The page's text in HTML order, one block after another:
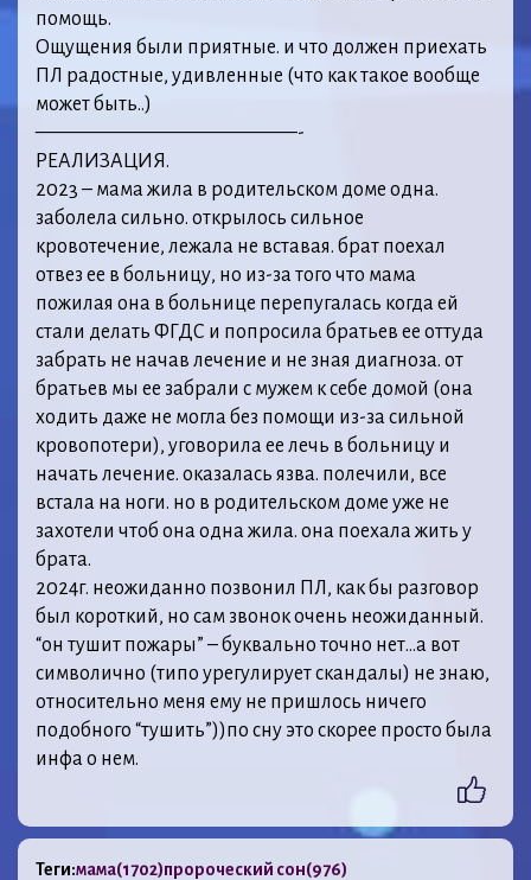
помощь.
Ощущения были приятные. и что должен приехать
ПЛ радостные, удивленные (что как такое вообще
может быть..)
—————————————-
РЕАЛИЗАЦИЯ.
2023 – мама жила в родительском доме одна.
заболела сильно. открылось сильное
кровотечение, лежала не вставая. брат поехал
отвез ее в больницу, но из-за того что мама
пожилая она в больнице перепугалась когда ей
стали делать ФГДС и попросила братьев ее оттуда
забрать не начав лечение и не зная диагноза. от
братьев мы ее забрали с мужем к себе домой (она
ходить даже не могла без помощи из-за сильной
кровопотери), уговорила ее лечь в больницу и
начать лечение. оказалась язва. полечили, все
встала на ноги. но в родительском доме уже не
захотели чтоб она одна жила. она поехала жить у
брата.
2024г. неожиданно позвонил ПЛ, как бы разговор
был короткий, но сам звонок очень неожиданный.
“он тушит пожары” – буквально точно нет…а вот
символично (типо урегулирует скандалы) не знаю,
относительно меня ему не пришлось ничего
подобного “тушить”))по сну это скорее просто была
инфа о нем.
Теги:мама(1702)пророческий сон(976)